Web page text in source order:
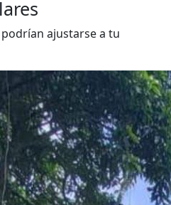
ajustarse a tu